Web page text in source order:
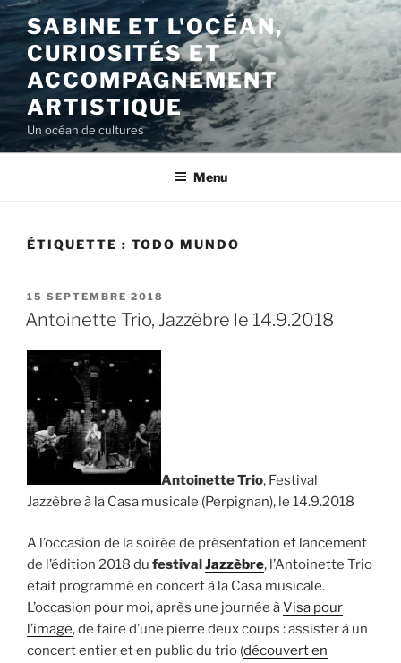
Aller
au
contenu
principal
SABINE ET L'OCÉAN,
CURIOSITÉS ET
ACCOMPAGNEMENT
ARTISTIQUE
Un océan de cultures
Menu
ÉTIQUETTE : TODO MUNDO
PUBLIÉ
LE
15 SEPTEMBRE 2018
Antoinette Trio, Jazzèbre le 14.9.2018
Antoinette Trio, Festival
Jazzèbre à la Casa musicale (Perpignan), le 14.9.2018
A l’occasion de la soirée de présentation et lancement
de l’édition 2018 du festivalJazzèbre, l’Antoinette Trio
était programmé en concert à la Casa musicale.
L’occasion pour moi, après une journée àVisa pour
l’image, de faire d’une pierre deux coups : assister à un
concert entier et en public du trio (découvert en